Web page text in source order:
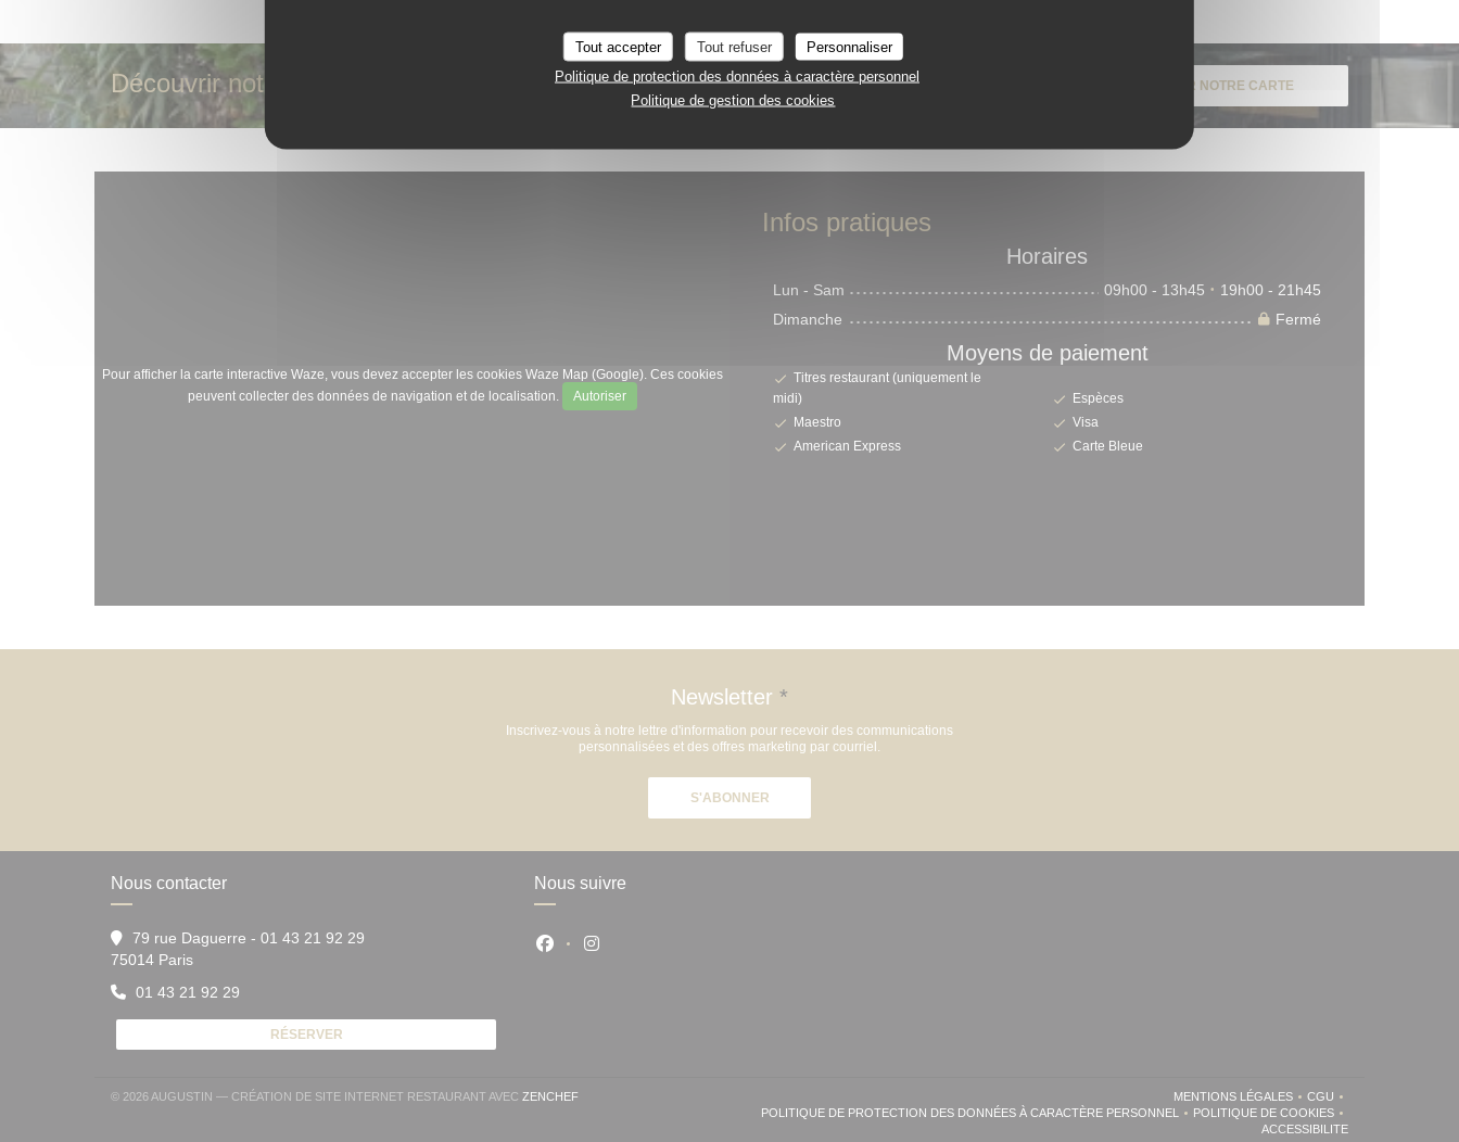
Tout accepter Tout refuser
Personnaliser
Politique de protection des données à caractère personnel
Politique de gestion des cookies
Découvrir notre carte DÉCOUVRIR NOTRE CARTE
Pour afficher la carte interactive Waze, vous devez accepter les cookies Waze Map (Google). Ces cookies
peuvent collecter des données de navigation et de localisation.
Autoriser
Infos pratiques
Horaires
Lun - Sam 09h00 - 13h45 •
19h00 - 21h45
Dimanche
Fermé
Moyens de paiement
Titres restaurant (uniquement le
midi)
Espèces
Maestro
Visa
American Express
Carte Bleue
Newsletter *
Inscrivez-vous à notre lettre d'information pour recevoir des communications
personnalisées et des offres marketing par courriel.
S'ABONNER
Nous contacter
79 rue Daguerre - 01 43 21 92 29
75014 Paris((ouvre une nouvelle fenêtre))
01 43 21 92 29
RÉSERVER
Nous suivre
Facebook ((ouvre une nouvelle fenêtre))
Instagram ((ouvre une nouvelle fenêtre))
© 2026 AUGUSTIN — CRÉATION DE SITE INTERNET RESTAURANT AVEC ZENCHEF((OUVRE UNE NOUVELLE FENÊTRE)) MENTIONS LÉGALES((OUVRE UNE NOUVELLE FENÊTRE))
CGU((OUVRE UNE
POLITIQUE DE PROTECTION DES DONNÉES À CARACTÈRE PERSONNEL
((OUVRE UNE NOUVELLE FENÊTRE)) POLITIQUE DE COOKIES((OUVRE UNE NOUVELLE
ACCESSIBILITE((OUVRE UNE NOUVELLE